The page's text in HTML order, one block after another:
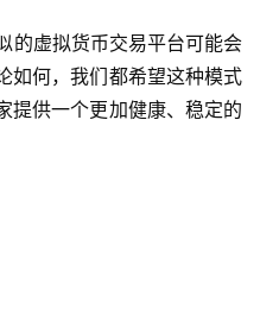
的虚拟货币交易平台可能会
如何，我们都希望这种模式
提供一个更加健康、稳定的